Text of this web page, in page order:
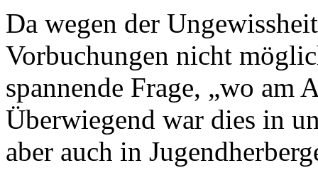
Da wegen der
Vorbuchungen nicht
spannende Frage, „wo am
Überwiegend war dies in
aber auch in